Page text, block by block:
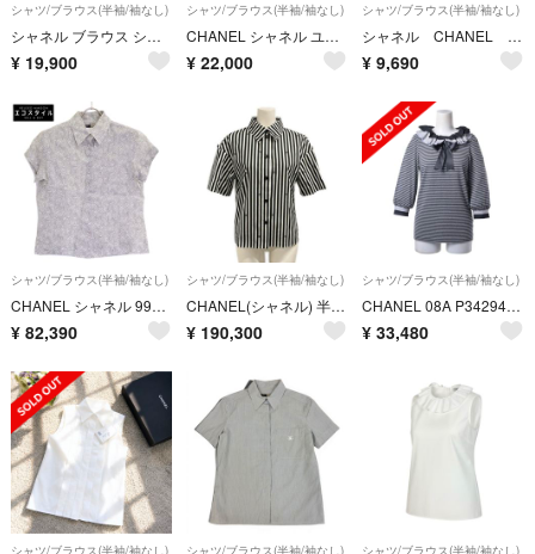
シャツ/ブラウス(半袖/袖なし)
シャネル ブラウス シャツ ノースリーブ 絹 シルク 38 黄色 イエロー
¥ 19,900
シャツ/ブラウス(半袖/袖なし)
CHANEL シャネル ユニフォーム ブラウス シャツ 34
¥ 22,000
シャツ/ブラウス(半袖/袖なし)
シャネル CHANEL ノースリーブトップス カットソー シルク100% 38
¥ 9,690
シャツ/ブラウス(半袖/袖なし)
CHANEL シャネル 99P P12855V07194 ロゴプリント ラミー 半袖ブラウス 40
¥ 82,390
シャツ/ブラウス(半袖/袖なし)
CHANEL(シャネル) 半袖シャツブラウス サイズ34 S レディース美品 - P76220 白×黒 2024年/ココマーク/ストライプ/ラインストーン コットン
¥ 190,300
シャツ/ブラウス(半袖/袖なし)
CHANEL 08A P34294 コットン ボーダー フリル カットソー
¥ 33,480
シャツ/ブラウス(半袖/袖なし) シャツ/ブラウス(半袖/袖なし) シャツ/ブラウス(半袖/袖なし)